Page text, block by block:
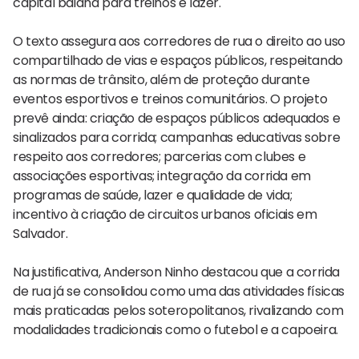
O texto assegura aos corredores de rua o direito ao uso
compartilhado de vias e espaços públicos, respeitando
as normas de trânsito, além de proteção durante
eventos esportivos e treinos comunitários. O projeto
prevê ainda: criação de espaços públicos adequados e
sinalizados para corrida; campanhas educativas sobre
respeito aos corredores; parcerias com clubes e
associações esportivas; integração da corrida em
programas de saúde, lazer e qualidade de vida;
incentivo à criação de circuitos urbanos oficiais em
Salvador.
Na justificativa, Anderson Ninho destacou que a corrida
de rua já se consolidou como uma das atividades físicas
mais praticadas pelos soteropolitanos, rivalizando com
modalidades tradicionais como o futebol e a capoeira.